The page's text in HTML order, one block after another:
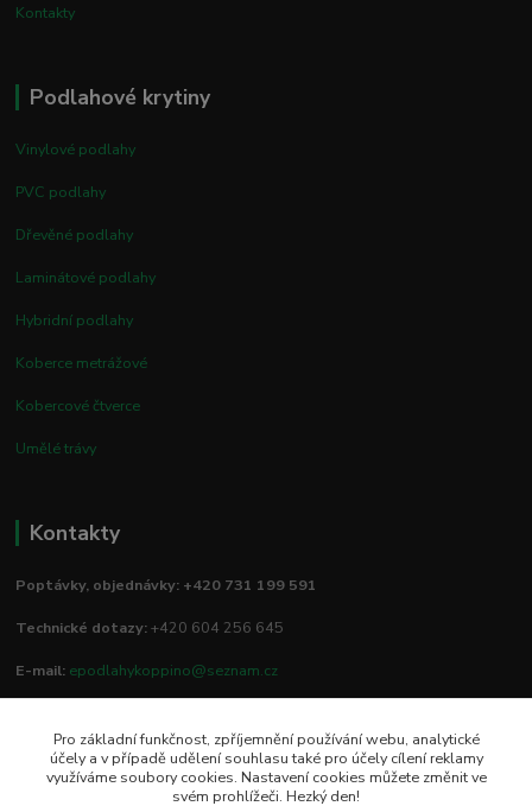
Kontakty
Podlahové krytiny
Vinylové podlahy
PVC podlahy
Dřevěné podlahy
Laminátové podlahy
Hybridní podlahy
Koberce metrážové
Kobercové čtverce
Umělé trávy
Kontakty
Poptávky, objednávky: +420 731 199 591
Technické dotazy:+420 604 256 645
E-mail: epodlahykoppino@seznam.cz
Prodejna/vzorkovna:
Studio Podlah
Pro základní funkčnost, zpříjemnění používání webu, analytické
účely a v případě udělení souhlasu také pro účely cílení reklamy
využíváme soubory cookies. Nastavení cookies můžete změnit ve
svém prohlížeči. Hezký den!